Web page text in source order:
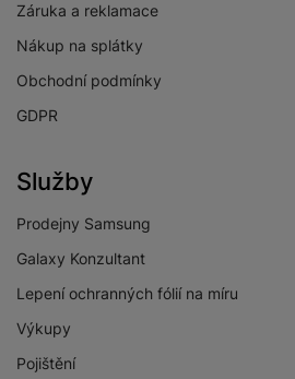
Záruka a reklamace
Nákup na splátky
Obchodní podmínky
GDPR
Služby
Prodejny Samsung
Galaxy Konzultant
Lepení ochranných fólií na míru
Výkupy
Pojištění